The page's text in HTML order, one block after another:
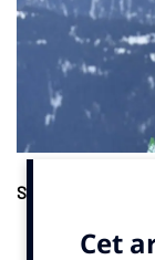
Sponsoring.
l’automatisation